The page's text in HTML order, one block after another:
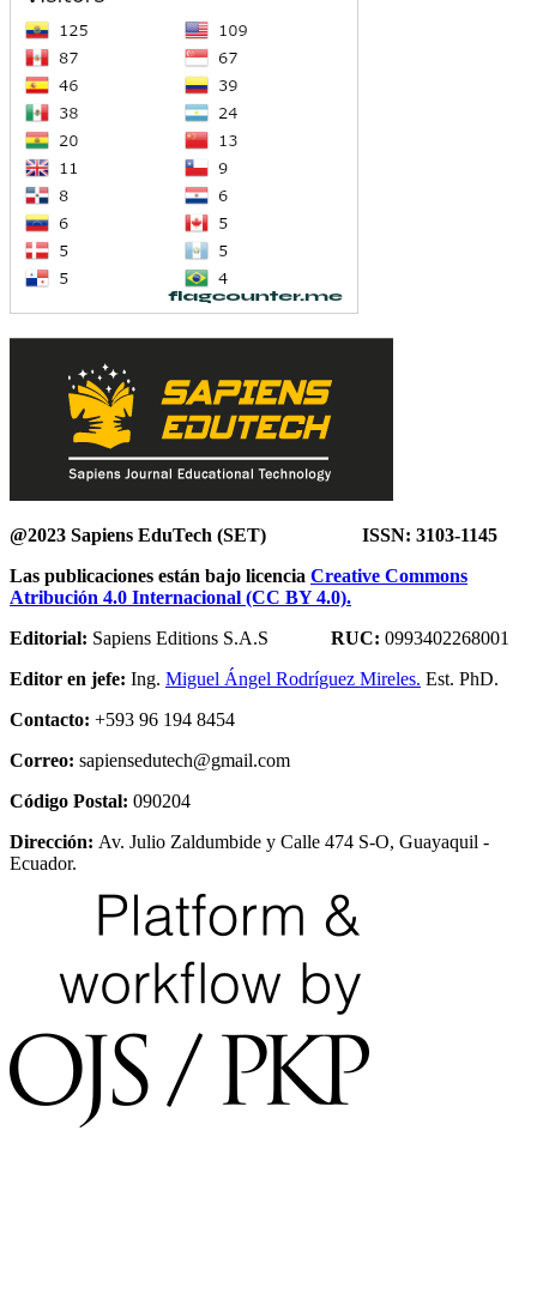
@2023 Sapiens EduTech (SET) ISSN: 3103-1145
Las publicaciones están bajo licencia Creative Commons
Atribución 4.0 Internacional (CC BY 4.0).
Editorial: Sapiens Editions S.A.S RUC: 0993402268001
Editor en jefe: Ing. Miguel Ángel Rodríguez Mireles. Est. PhD.
Contacto: +593 96 194 8454
Correo: sapiensedutech@gmail.com
Código Postal: 090204
Dirección: Av. Julio Zaldumbide y Calle 474 S-O, Guayaquil -
Ecuador.